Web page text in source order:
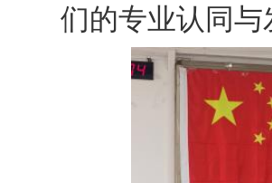
们的专业认同